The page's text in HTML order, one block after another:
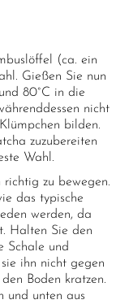
(ca. ein
Gießen Sie nun
80°C in die
nicht
bilden.
zuzubereiten
Wahl.
zu bewegen.
das typische
werden, da
Halten Sie den
Schale und
ihn nicht gegen
Boden kratzen.
und unten aus